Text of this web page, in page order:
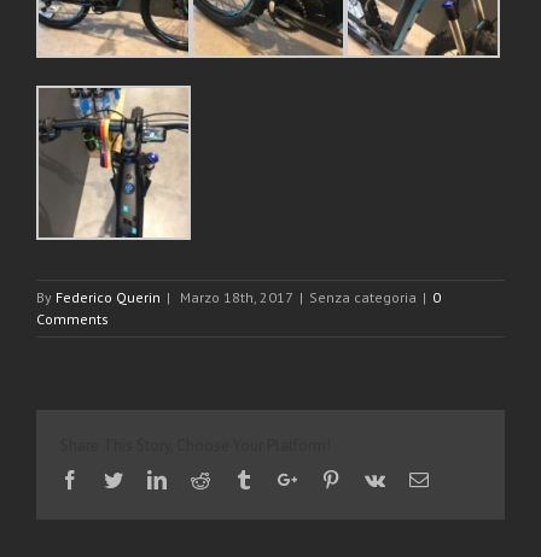
By Federico Querin | Marzo 18th, 2017 | Senza categoria | 0
Comments
Facebook
TwitterLinkedinReddit TumblrGoogle+Pinterest
Vk Email